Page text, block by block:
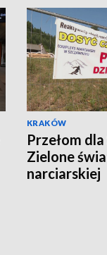
KRAKÓW
Przełom
Zielone
narciarskiej